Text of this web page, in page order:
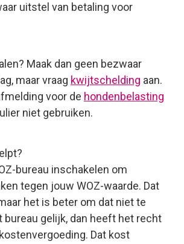
uitstel van betaling voor
Maak dan geen bezwaar
maar vraag kwijtschelding aan.
voor de hondenbelasting
niet gebruiken.
bureau inschakelen om
tegen jouw WOZ-waarde. Dat
het is beter om dat niet te
bureau gelijk, dan heeft het recht
Dat kost